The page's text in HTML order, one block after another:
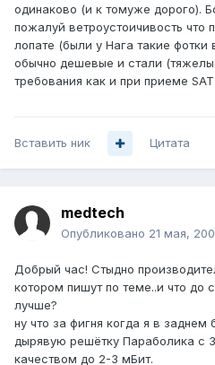
одинаково (и к томуже дорого).
пожалуй ветроустоичивость что
лопате (были у Нага такие фотки
обычно дешевые и стали
требования как и при приеме
Вставить ник Цитата
medtech
Опубликовано 21 мая,
Добрый час! Стыдно
котором пишут по теме..и что до
лучше?
ну что за фигня когда я в
дырявую решётку Параболика с
качеством до 2-3 мБит.